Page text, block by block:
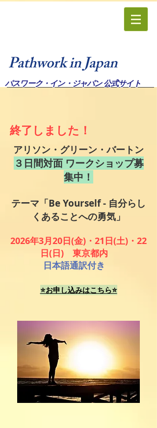
Pathwork in Japan
パスワーク・イン・ジャパン 公式サイト
終了しました！
アリソン・グリーン・バートン
３日間対面 ワークショップ募
集中！
テーマ「Be Yourself - 自分らし
くあることへの勇気」
2026年3月20日(金)・21日(土)・22
日(日) 東京都内
日本語通訳付き
⭐️お申し込みはこちら⭐️